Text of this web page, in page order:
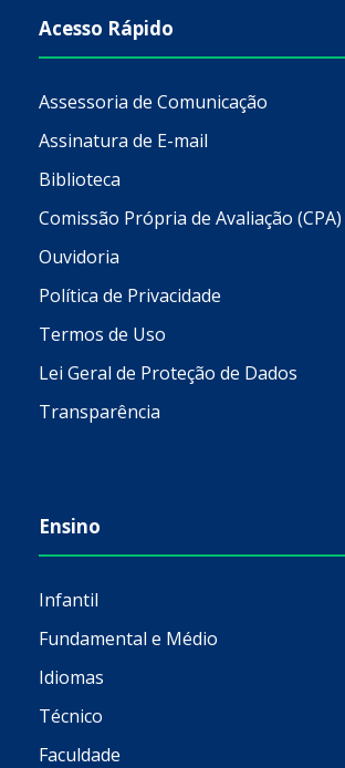
Acesso Rápido
Assessoria de Comunicação
Assinatura de E-mail
Biblioteca
Comissão Própria de Avaliação (CPA)
Ouvidoria
Política de Privacidade
Termos de Uso
Lei Geral de Proteção de Dados
Transparência
Ensino
Infantil
Fundamental e Médio
Idiomas
Técnico
Faculdade